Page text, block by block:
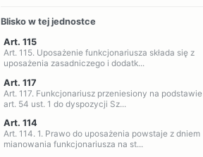
Blisko w tej jednostce
Art. 115
Art. 115. Uposażenie funkcjonariusza składa się z
uposażenia zasadniczego i dodatk...
Art. 117
Art. 117. Funkcjonariusz przeniesiony na podstawie
art. 54 ust. 1 do dyspozycji Sz...
Art. 114
Art. 114. 1. Prawo do uposażenia powstaje z dniem
mianowania funkcjonariusza na st...